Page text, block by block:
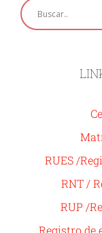
RUES /
RNT /
RUP /
Registro de